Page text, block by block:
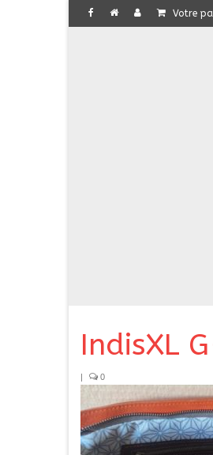
Votre
IndisXL
| 0